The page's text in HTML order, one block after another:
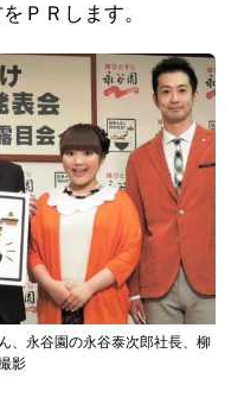
ＰＲします。
、永谷園の永谷泰次郎社長、柳
影